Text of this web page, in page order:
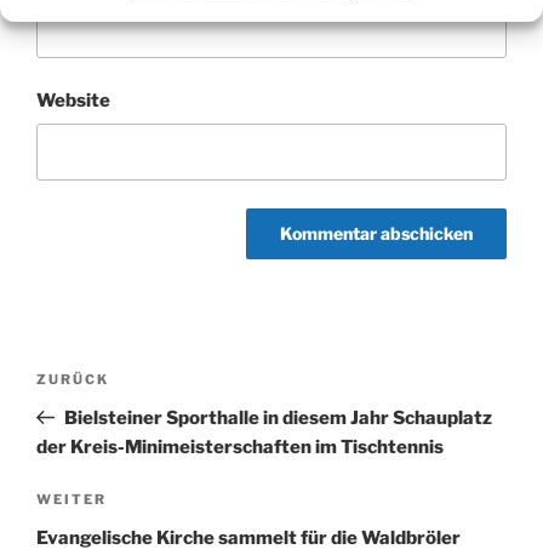
Website
Beitragsnavigation
Vorheriger
Beitrag
ZURÜCK
Bielsteiner Sporthalle in diesem Jahr Schauplatz
der Kreis-Minimeisterschaften im Tischtennis
Nächster
Beitrag
WEITER
Evangelische Kirche sammelt für die Waldbröler